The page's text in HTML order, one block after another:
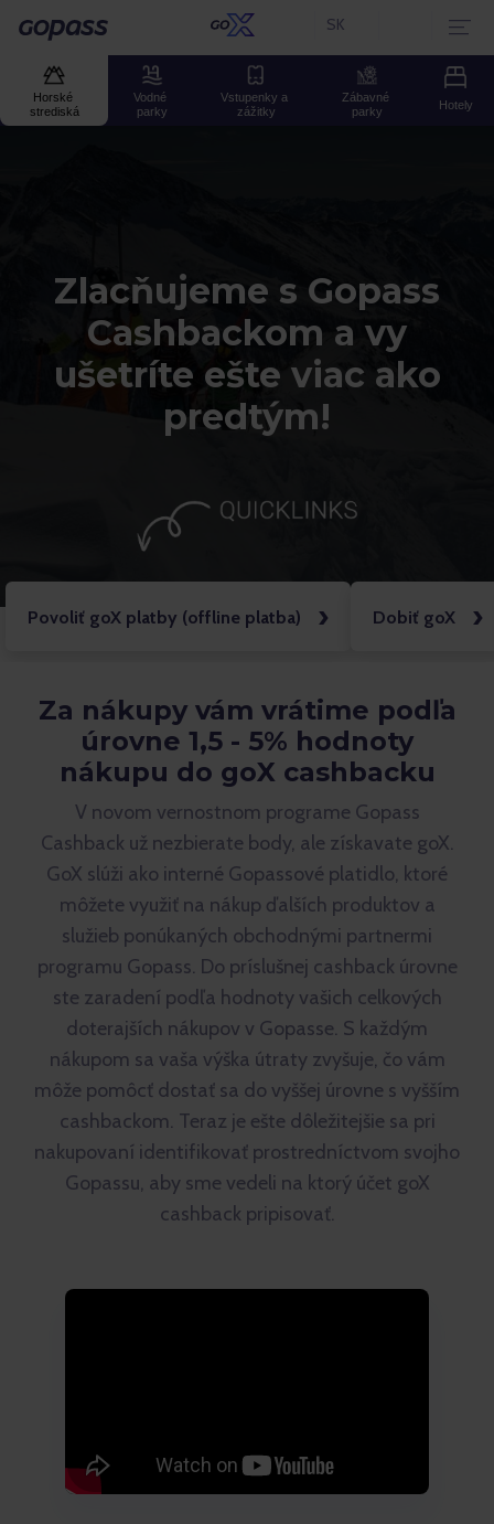
Gopass
SK
Horské
strediská
Vodné
parky
Vstupenky a
zážitky
Zábavné
parky
Hotely
Zlacňujeme s Gopass
Cashbackom a vy
ušetríte ešte viac ako
predtým!
Povoliť goX platby (offline platba) Dobiť goX
Za nákupy vám vrátime podľa
úrovne 1,5 - 5% hodnoty
nákupu do goX cashbacku
V novom vernostnom programe Gopass
Cashback už nezbierate body, ale získavate goX.
GoX slúži ako interné Gopassové platidlo, ktoré
môžete využiť na nákup ďalších produktov a
služieb ponúkaných obchodnými partnermi
programu Gopass. Do príslušnej cashback úrovne
ste zaradení podľa hodnoty vašich celkových
doterajších nákupov v Gopasse. S každým
nákupom sa vaša výška útraty zvyšuje, čo vám
môže pomôcť dostať sa do vyššej úrovne s vyšším
cashbackom. Teraz je ešte dôležitejšie sa pri
nakupovaní identifikovať prostredníctvom svojho
Gopassu, aby sme vedeli na ktorý účet goX
cashback pripisovať.